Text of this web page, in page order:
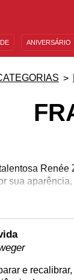
ANIVERSÁRIO
Renée
sua
e